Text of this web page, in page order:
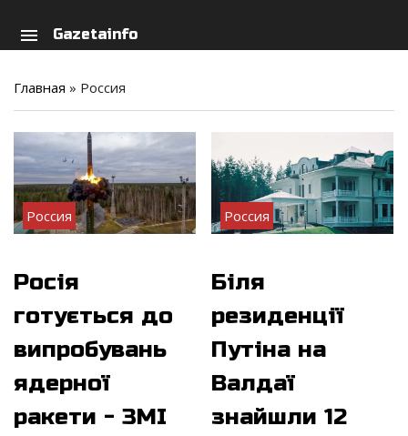
menu Gazetainfo
Главная » Россия
Россия
Росія
готується до
випробувань
ядерної
ракети - ЗМІ
Россия
Біля
резиденції
Путіна на
Валдаї
знайшли 12